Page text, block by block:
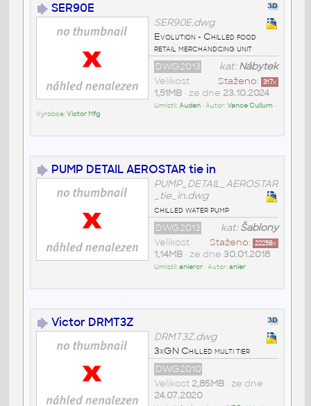
SER90E
SER90E.dwg
Evolution - Chilled food
retail merchandising unit
kat:Nábytek
DWG2013
Staženo: 317x
Velikost
1,51MB• ze dne 23.10.2024
Umístil:Auden• Autor:Vance Cullum•
Výrobce:Victor Mfg
PUMP DETAIL AEROSTAR tie in
PUMP_DETAIL_AEROSTAR
_tie_in.dwg
chilled water pump
kat:Šablony
DWG2013
Staženo: 22258x
Velikost
1,14MB• ze dne 30.01.2018
Umístil:aniercr• Autor:anier
Victor DRMT3Z
DRMT3Z.dwg
3xGN Chilled multi tier
DWG2010
Velikost 2,85MB• ze dne
24.07.2020